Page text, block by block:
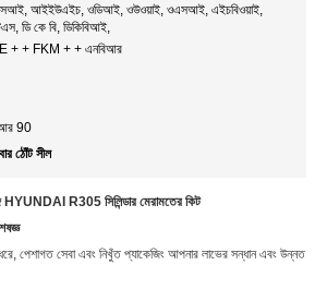
আইইউএইচ, ওডিআই, ওউওয়াই, ওএসআই, এইচবিওয়াই,
ডি কে বি, ডিকিবিআই,
+ + FKM + + এনবিআর
90
ঠোঁট সীল
HYUNDAI R305 সিলিন্ডার মেরামতের কিট
পেশাগত সেবা এবং নিখুঁত প্যাকেজিং আপনার লাভের সন্ধান এবং উন্নত